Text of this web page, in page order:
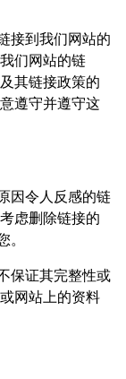
接到我们网站的
们网站的链
其链接政策的
遵守并遵守这
因令人反感的链
虑删除链接的
保证其完整性或
网站上的资料